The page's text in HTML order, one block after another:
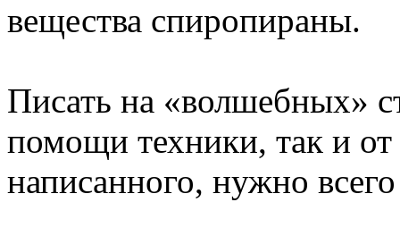
вещества спиропираны.
Писать на «волшебных»
помощи техники, так и
написанного, нужно